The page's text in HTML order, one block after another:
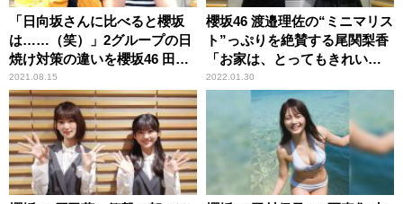
「日向坂さんに比べると櫻坂
は……（笑）」2グループの日
焼け対策の違いを櫻坂46 田村
保乃＆尾関梨香が振り返る
2021.08.15
櫻坂46 渡邉理佐の“ミニマリス
ト”っぷりを絶賛する尾関梨香
「お家は、とってもきれいで
した」
2022.01.30